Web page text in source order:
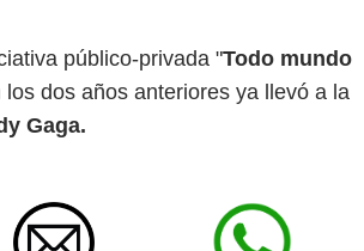
público-privada "Todo mundo
dos años anteriores ya llevó a la
Gaga.